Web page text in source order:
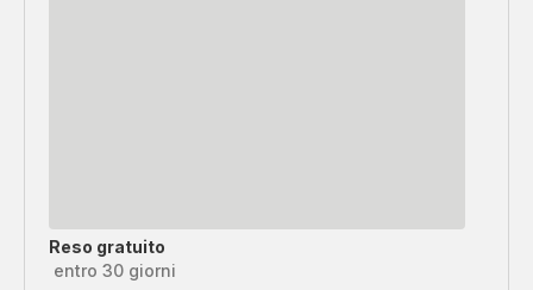
Reso gratuito
entro 30 giorni